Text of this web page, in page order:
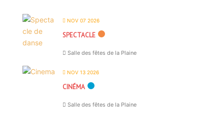
NOV 07 2026
SPECTACLE
Salle des fêtes de la Plaine
NOV 13 2026
CINÉMA
Salle des fêtes de la Plaine